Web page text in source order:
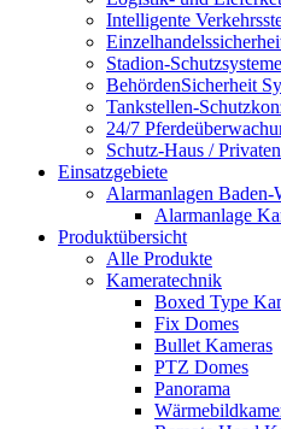
Intelligente
Stadion-Schutzsysteme
BehördenSicherheit
Tankstellen-
24/7
Schutz-Haus /
Einsatzgebiete
Alarmanlagen Baden-
Alarmanlage
Produktübersicht
Alle Produkte
Kameratechnik
Boxed Type
Fix Domes
Bullet Kameras
PTZ Domes
Panorama